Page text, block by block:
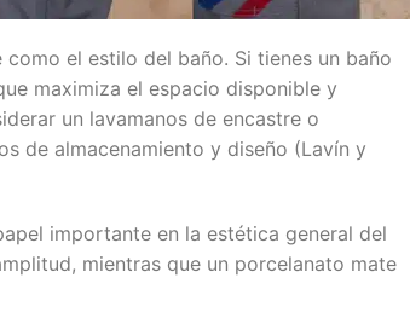
el estilo del baño. Si tienes un baño
maximiza el espacio disponible y
un lavamanos de encastre o
de almacenamiento y diseño (Lavín y
importante en la estética general del
mientras que un porcelanato mate